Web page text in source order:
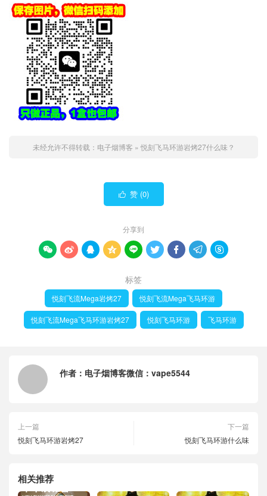
未经允许不得转载： 电子烟博客 » 悦刻飞马环游岩烤27什么味？
 赞 (0)
分享到
        
标签
悦刻飞流Mega岩烤27 悦刻飞流Mega飞马环游
悦刻飞流Mega飞马环游岩烤27 悦刻飞马环游 飞马环游
作者： 电子烟博客微信：vape5544
上一篇
悦刻飞马环游岩烤27
下一篇
悦刻飞马环游什么味
相关推荐